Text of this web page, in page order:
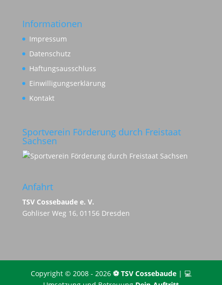
Informationen
Impressum
Datenschutz
Haftungsausschluss
Einwilligungserklärung
Kontakt
Sportverein Förderung durch Freistaat
Sachsen
Anfahrt
TSV Cossebaude e. V.
Gohliser Weg 16, 01156 Dresden
Copyright © 2008 - 2026 ⚽️ TSV Cossebaude| 💻